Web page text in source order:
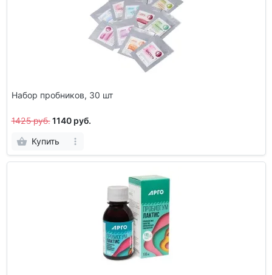
Набор пробников, 30 шт
1425 руб. 1140 руб.
Купить